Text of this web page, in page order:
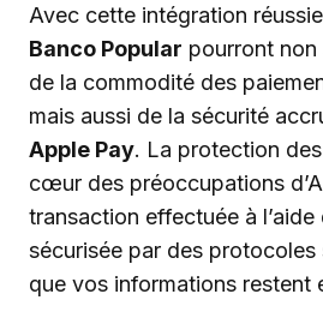
Avec cette intégration
Banco Popular pourront
de la commodité des
mais aussi de la sécurité
Apple Pay. La protection
cœur des préoccupations
transaction effectuée à l’aide
sécurisée par des protocoles
que vos informations restent